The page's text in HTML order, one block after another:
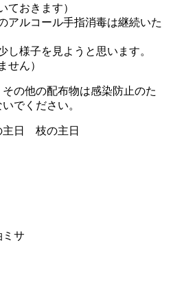
ておきます）
アルコール手指消毒は継続いた
し様子を見ようと思います。
せん）
の他の配布物は感染防止のた
でください。
主日 枝の主日
サ